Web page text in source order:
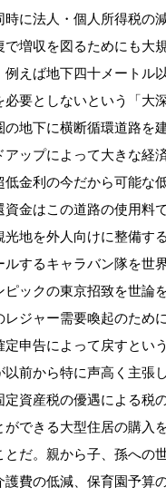
に法人・個人所得税の
で増収を図るためにも大
例えば地下四十メートル
要としないという「大
の地下に横断循環道路を
アップによって大きな経
低金利の今だから可能な
資金はこの道路の使用料
光地を外人向けに整備す
するキャラバン隊を世
ピックの東京招致を世論
ジャー需要喚起のため
定申告によって戻すとい
以前から特に声高く主張
定資産税の優遇による税
ができる大型住居の購入
だ。親から子、孫への
護費の低減、保育園予算